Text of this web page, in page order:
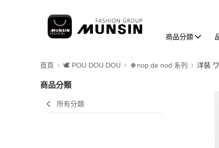
商品分類
首頁 🕊️ POU DOU DOU 🍀nop de nod 系列 洋裝
商品分類
所有分類